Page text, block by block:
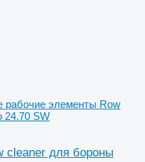
рабочие элементы Row
24.70 SW
cleaner для бороны